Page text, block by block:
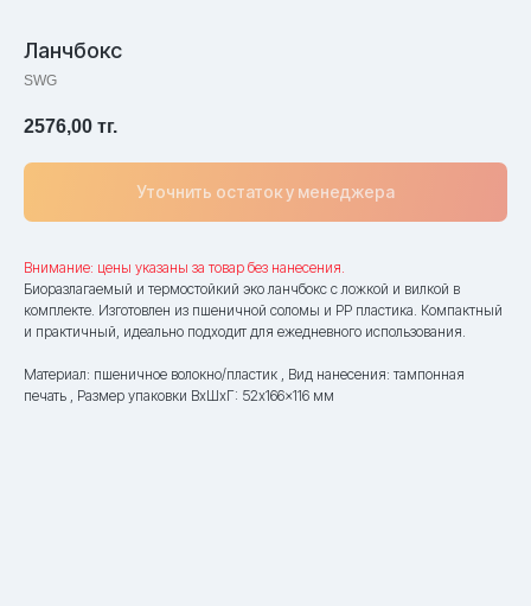
Ланчбокс
SWG
2576,00 тг.
Уточнить остаток у менеджера
Внимание: цены указаны за товар без нанесения.
Биоразлагаемый и термостойкий эко ланчбокс с ложкой и вилкой в
комплекте. Изготовлен из пшеничной соломы и PP пластика. Компактный
и практичный, идеально подходит для ежедневного использования.
Материал: пшеничное волокно/пластик , Вид нанесения: тампонная
печать , Размер упаковки ВxШxГ: 52x166x116 мм